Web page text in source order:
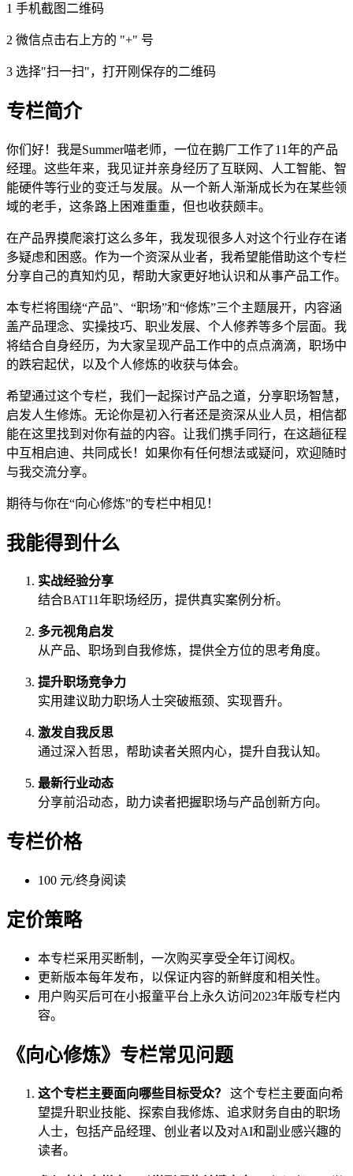
1 手机截图二维码
2 微信点击右上方的 "+" 号
3 选择"扫一扫"，打开刚保存的二维码
专栏简介
你们好！我是Summer喵老师，一位在鹅厂工作了11年的产品
经理。这些年来，我见证并亲身经历了互联网、人工智能、智
能硬件等行业的变迁与发展。从一个新人渐渐成长为在某些领
域的老手，这条路上困难重重，但也收获颇丰。
在产品界摸爬滚打这么多年，我发现很多人对这个行业存在诸
多疑虑和困惑。作为一个资深从业者，我希望能借助这个专栏
分享自己的真知灼见，帮助大家更好地认识和从事产品工作。
本专栏将围绕“产品”、“职场”和“修炼”三个主题展开，内容涵
盖产品理念、实操技巧、职业发展、个人修养等多个层面。我
将结合自身经历，为大家呈现产品工作中的点点滴滴，职场中
的跌宕起伏，以及个人修炼的收获与体会。
希望通过这个专栏，我们一起探讨产品之道，分享职场智慧，
启发人生修炼。无论你是初入行者还是资深从业人员，相信都
能在这里找到对你有益的内容。让我们携手同行，在这趟征程
中互相启迪、共同成长！如果你有任何想法或疑问，欢迎随时
与我交流分享。
期待与你在“向心修炼”的专栏中相见！
我能得到什么
实战经验分享
结合BAT11年职场经历，提供真实案例分析。
多元视角启发
从产品、职场到自我修炼，提供全方位的思考角度。
提升职场竞争力
实用建议助力职场人士突破瓶颈、实现晋升。
激发自我反思
通过深入哲思，帮助读者关照内心，提升自我认知。
最新行业动态
分享前沿动态，助力读者把握职场与产品创新方向。
专栏价格
100 元/终身阅读
定价策略
本专栏采用买断制，一次购买享受全年订阅权。
更新版本每年发布，以保证内容的新鲜度和相关性。
用户购买后可在小报童平台上永久访问2023年版专栏内
容。
《向心修炼》专栏常见问题
这个专栏主要面向哪些目标受众？
这个专栏主要面向希
望提升职业技能、探索自我修炼、追求财务自由的职场
人士，包括产品经理、创业者以及对AI和副业感兴趣的
读者。